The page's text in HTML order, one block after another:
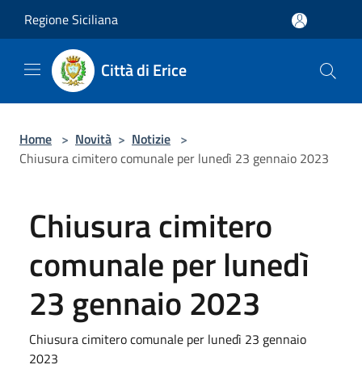
Regione Siciliana
Città di Erice
Home > Novità > Notizie >
Chiusura cimitero comunale per lunedì 23 gennaio 2023
Chiusura cimitero
comunale per lunedì
23 gennaio 2023
Chiusura cimitero comunale per lunedì 23 gennaio
2023